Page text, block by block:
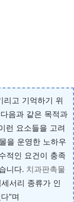
리고 기억하기 위
음과 같은 목적과
런 요소들을 고려
을 운영한 노하우
적인 요건이 충족
니다. 치과판촉물
서리 종류가 인
”며